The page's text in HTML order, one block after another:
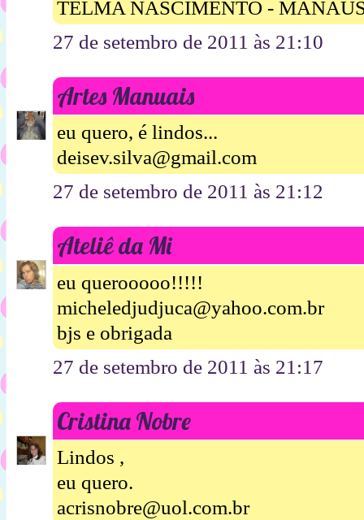
TELMA NASCIMENTO -
27 de setembro de 2011 às 21:10
Artes Manuais
eu quero, é lindos...
deisev.silva@gmail.com
27 de setembro de 2011 às 21:12
Ateliê da Mi
eu querooooo!!!!!
micheledjudjuca@yahoo.com.br
bjs e obrigada
27 de setembro de 2011 às 21:17
Cristina Nobre
Lindos ,
eu quero.
acrisnobre@uol.com.br